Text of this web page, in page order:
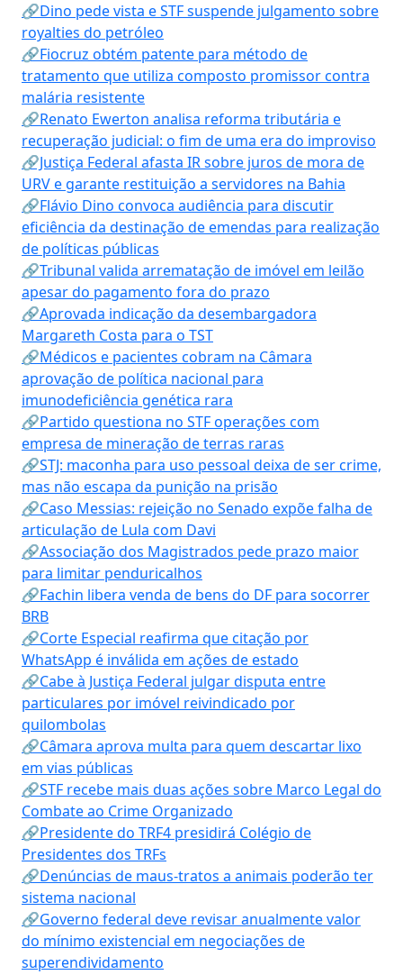
🔗Dino pede vista e STF suspende julgamento sobre
royalties do petróleo
🔗Fiocruz obtém patente para método de
tratamento que utiliza composto promissor contra
malária resistente
🔗Renato Ewerton analisa reforma tributária e
recuperação judicial: o fim de uma era do improviso
🔗Justiça Federal afasta IR sobre juros de mora de
URV e garante restituição a servidores na Bahia
🔗Flávio Dino convoca audiência para discutir
eficiência da destinação de emendas para realização
de políticas públicas
🔗Tribunal valida arrematação de imóvel em leilão
apesar do pagamento fora do prazo
🔗Aprovada indicação da desembargadora
Margareth Costa para o TST
🔗Médicos e pacientes cobram na Câmara
aprovação de política nacional para
imunodeficiência genética rara
🔗Partido questiona no STF operações com
empresa de mineração de terras raras
🔗STJ: maconha para uso pessoal deixa de ser crime,
mas não escapa da punição na prisão
🔗Caso Messias: rejeição no Senado expõe falha de
articulação de Lula com Davi
🔗Associação dos Magistrados pede prazo maior
para limitar penduricalhos
🔗Fachin libera venda de bens do DF para socorrer
BRB
🔗Corte Especial reafirma que citação por
WhatsApp é inválida em ações de estado
🔗Cabe à Justiça Federal julgar disputa entre
particulares por imóvel reivindicado por
quilombolas
🔗Câmara aprova multa para quem descartar lixo
em vias públicas
🔗STF recebe mais duas ações sobre Marco Legal do
Combate ao Crime Organizado
🔗Presidente do TRF4 presidirá Colégio de
Presidentes dos TRFs
🔗Denúncias de maus-tratos a animais poderão ter
sistema nacional
🔗Governo federal deve revisar anualmente valor
do mínimo existencial em negociações de
superendividamento